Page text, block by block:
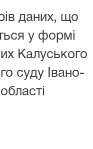
даних, що
у формі
Калуського
суду Івано-